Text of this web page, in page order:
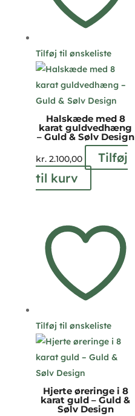
Tilføj til ønskeliste
Halskæde med 8
karat guldvedhæng
– Guld & Sølv Design
kr.2.100,00
Tilføj
til kurv
Tilføj til ønskeliste
Hjerte øreringe i 8
karat guld – Guld &
Sølv Design